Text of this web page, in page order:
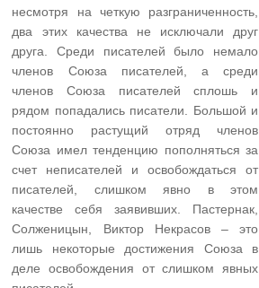
несмотря на четкую разграниченность,
два этих качества не исключали друг
друга. Среди писателей было немало
членов Союза писателей, а среди
членов Союза писателей сплошь и
рядом попадались писатели. Большой и
постоянно растущий отряд членов
Союза имел тенденцию пополняться за
счет неписателей и освобождаться от
писателей, слишком явно в этом
качестве себя заявивших. Пастернак,
Солженицын, Виктор Некрасов – это
лишь некоторые достижения Союза в
деле освобождения от слишком явных